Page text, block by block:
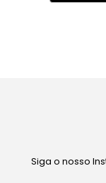
Siga o nosso